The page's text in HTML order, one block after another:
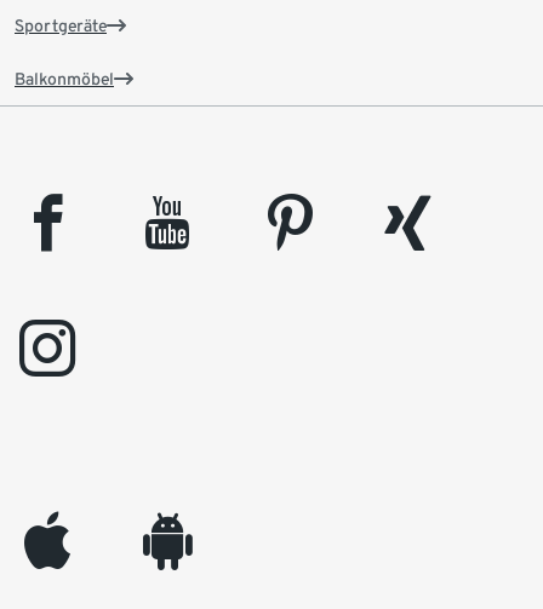
Sportgeräte
Balkonmöbel
facebook youtube pinterest
xing
instagram
appleinc android